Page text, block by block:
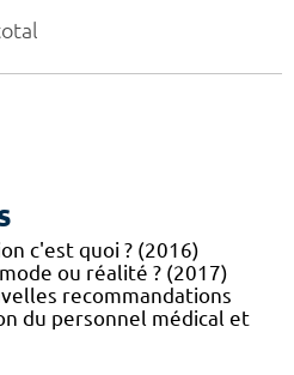
c'est quoi ? (2016)
ou réalité ? (2017)
recommandations
du personnel médical et